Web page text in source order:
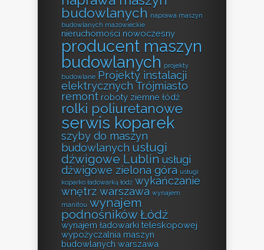
budowlanych naprawa maszyn
budowlanych mazowieckie
nieruchomości nowoczesny
producent maszyn
budowlanych projekty
budowlane Projekty instalacji
elektrycznych Trójmiasto
remont roboty ziemne łódź
rolki poliuretanowe
serwis koparek
szyby do maszyn
budowlanych usługi
dźwigowe Lublinusługi
dźwigowe zielona góra usługi
koparko ładowarką łódź wykańczanie
wnętrz warszawa wynajem
manitou wynajem
podnośników Łódź
wynajem ładowarki teleskopowej
wypożyczalnia maszyn
budowlanych warszawa